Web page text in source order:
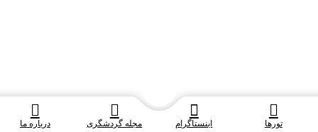
تورها اینستاگرام مجله گردشگری درباره ما